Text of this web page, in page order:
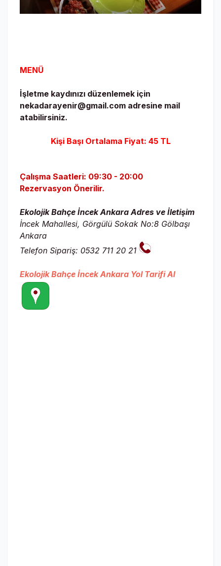
MENÜ
İşletme kaydınızı düzenlemek için
nekadarayenir@gmail.com adresine mail
atabilirsiniz.
Kişi Başı Ortalama Fiyat: 45 TL
Çalışma Saatleri: 09:30 - 20:00
Rezervasyon Önerilir.
Ekolojik Bahçe İncek Ankara Adres ve İletişim
İncek Mahallesi, Görgülü Sokak No:8 Gölbaşı
Ankara
Telefon Sipariş: 0532 711 20 21
Ekolojik Bahçe İncek Ankara Yol Tarifi Al